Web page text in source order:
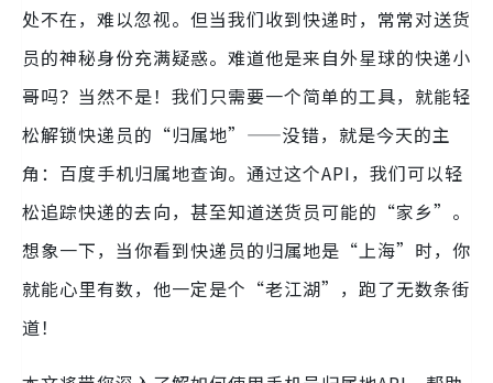
处不在，难以忽视。但当我们收到快递时，常常对送货
员的神秘身份充满疑惑。难道他是来自外星球的快递小
哥吗？当然不是！我们只需要一个简单的工具，就能轻
松解锁快递员的“归属地”——没错，就是今天的主
角：百度手机归属地查询。通过这个API，我们可以轻
松追踪快递的去向，甚至知道送货员可能的“家乡”。
想象一下，当你看到快递员的归属地是“上海”时，你
就能心里有数，他一定是个“老江湖”，跑了无数条街
道！